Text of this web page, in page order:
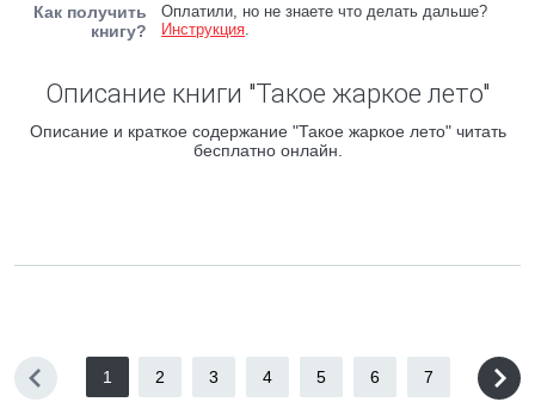
Как получить
книгу?
Оплатили, но не знаете что делать дальше?
Инструкция.
Описание книги "Такое жаркое лето"
Описание и краткое содержание "Такое жаркое лето" читать
бесплатно онлайн.
1 2 3 4 5 6 7